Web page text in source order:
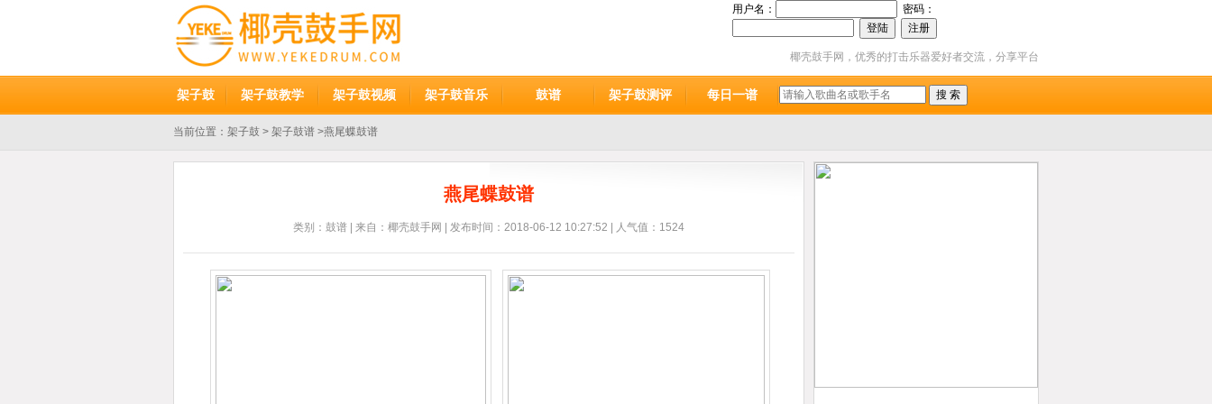
用户名： 密码：
椰壳鼓手网，优秀的打击乐器爱好者交流，分享平台
架子鼓 架子鼓教学 架子鼓视频 架子鼓音乐 鼓谱 架子鼓测评 每日一谱
当前位置： 架子鼓 > 架子鼓谱 >燕尾蝶鼓谱
燕尾蝶鼓谱
类别： 鼓谱 | 来自：椰壳鼓手网 | 发布时间：2018-06-12 10:27:52 | 人气值：1524